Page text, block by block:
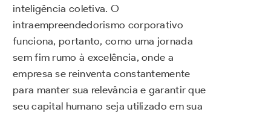
inteligência coletiva. O
intraempreendedorismo corporativo
funciona, portanto, como uma jornada
sem fim rumo à excelência, onde a
empresa se reinventa constantemente
para manter sua relevância e garantir que
seu capital humano seja utilizado em sua